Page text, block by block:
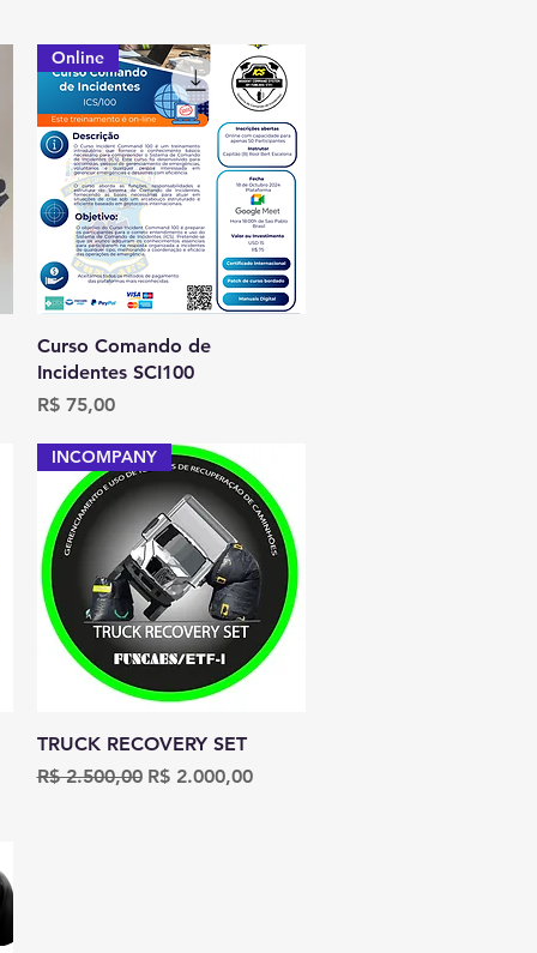
Visualização rápida
Online
Curso Comando de
Incidentes SCI100
Preço
R$ 75,00
Visualização rápida
INCOMPANY
TRUCK RECOVERY SET
Preço normal
R$ 2.500,00 Preço promocional
R$ 2.000,00